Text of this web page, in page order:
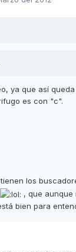
ya que así
es con "c".
los
, que aunque
bien para